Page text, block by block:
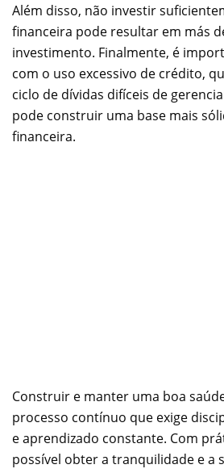
Além disso, não investir
financeira pode resultar em más
investimento. Finalmente, é
com o uso excessivo de crédito,
ciclo de dívidas difíceis de
pode construir uma base mais
financeira.
Construir e manter uma boa
processo contínuo que exige
e aprendizado constante. Com
possível obter a tranquilidade e a